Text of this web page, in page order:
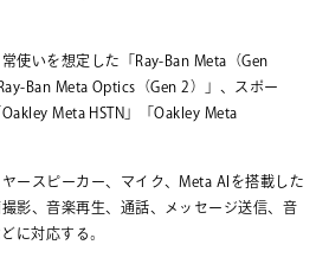
使いを想定した「Ray-Ban Meta（Gen
Ban Meta Optics（Gen 2）」、スポー
Meta HSTN」「Oakley Meta
ースピーカー、マイク、Meta AIを搭載した
影、音楽再生、通話、メッセージ送信、音
に対応する。